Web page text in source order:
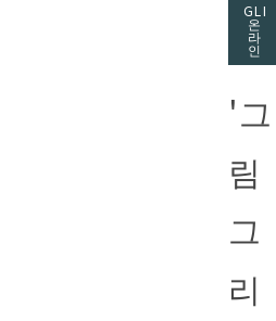
GLI
온
라
인
'그
림
그
리